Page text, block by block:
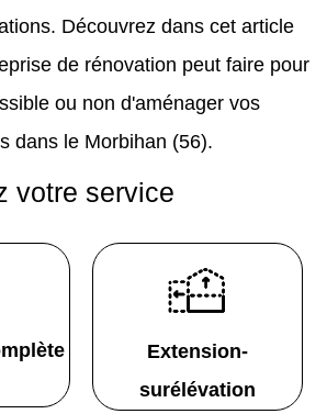
Découvrez dans cet article
de rénovation peut faire pour
ou non d'aménager vos
dans le Morbihan (56).
votre service
Extension-
surélévation